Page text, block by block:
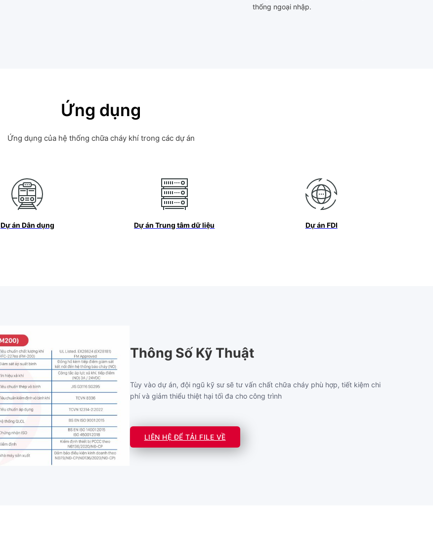
thống ngoại nhập.
Ứng dụng
Ứng dụng của hệ thống chữa cháy khí trong các dự án
Dự án Dân dụng Dự án Trung tâm dữ liệu Dự án FDI
Thông Số Kỹ Thuật
Tùy vào dự án, đội ngũ kỹ sư sẽ tư vấn chất chữa cháy phù hợp, tiết kiệm chi
phí và giảm thiểu thiệt hại tối đa cho công trình
LIÊN HỆ ĐỂ TẢI FILE VỀ